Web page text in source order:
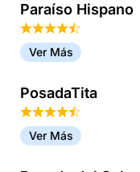
Paraíso Hispano
Ver Más
PosadaTita
Ver Más